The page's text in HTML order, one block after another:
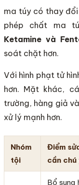
ma túy có thay đổi
phép chất ma
Ketamine và
soát chặt hơn.
Với hình phạt tử
hơn. Mặt khác,
trường, hàng giả
xử lý mạnh hơn.
Nhóm
tội
Điểm
cần chú
Bổ sung